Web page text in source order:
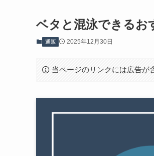
ベタと混泳できるお
通販 2025年12月30日
当ページのリンクには広告が